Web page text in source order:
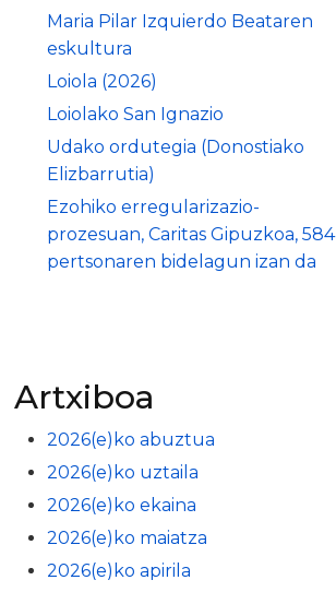
Maria Pilar Izquierdo Beataren
eskultura
Loiola (2026)
Loiolako San Ignazio
Udako ordutegia (Donostiako
Elizbarrutia)
Ezohiko erregularizazio-
prozesuan, Caritas Gipuzkoa, 584
pertsonaren bidelagun izan da
Artxiboa
2026(e)ko abuztua
2026(e)ko uztaila
2026(e)ko ekaina
2026(e)ko maiatza
2026(e)ko apirila